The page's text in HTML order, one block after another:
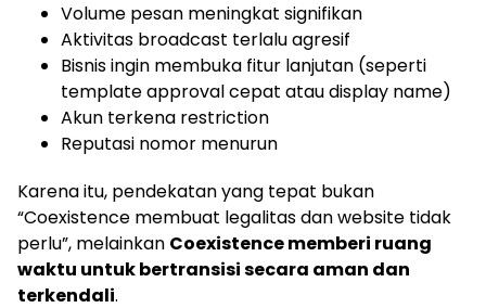
Volume pesan meningkat signifikan
Aktivitas broadcast terlalu agresif
Bisnis ingin membuka fitur lanjutan (seperti
template approval cepat atau display name)
Akun terkena restriction
Reputasi nomor menurun
Karena itu, pendekatan yang tepat bukan
“Coexistence membuat legalitas dan website tidak
perlu”, melainkan Coexistence memberi ruang
waktu untuk bertransisi secara aman dan
terkendali.